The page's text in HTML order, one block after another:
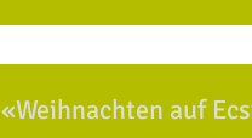
«Weihnachten auf